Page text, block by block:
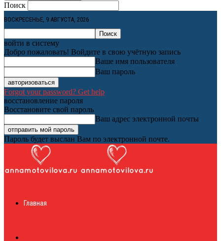
Поиск
ВОСКРЕСЕНЬЕ, 9 АВГУСТА, 2026
войти в систему
Добро пожаловать! Войдите в свою учётную запись
Ваше имя пользователя
Ваш пароль
Forgot your password? Get help
восстановление пароля
Восстановите свой пароль
Ваш адрес электронной почты
Пароль будет выслан Вам по электронной почте.
журналГлавная